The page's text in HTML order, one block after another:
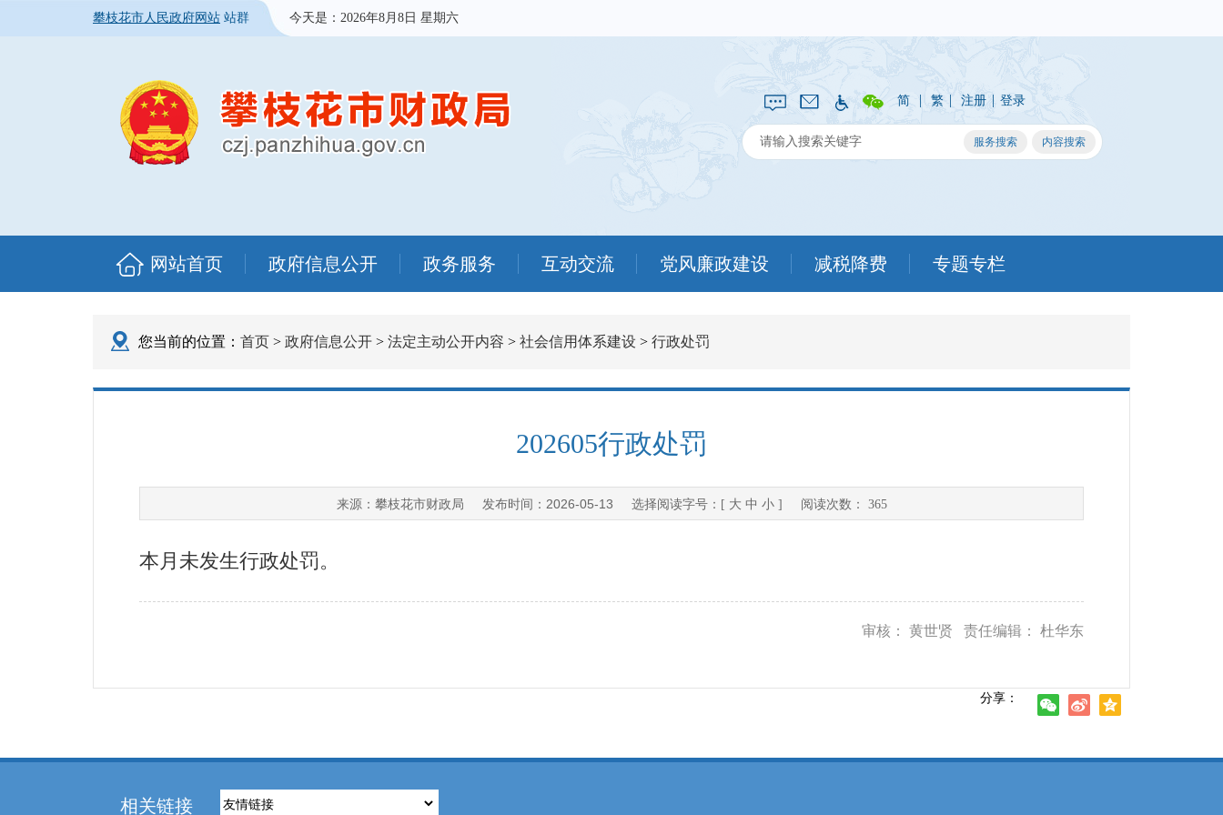
攀枝花市人民政府网站 站群 今天是： 2026年8月8日 星期六
简 | 繁 | 注册 | 登录
网站首页 政府信息公开 政务服务 互动交流 党风廉政建设 减税降费 专题专栏
您当前的位置： 首页 > 政府信息公开 > 法定主动公开内容 > 社会信用体系建设 > 行政处罚
202605行政处罚
来源： 攀枝花市财政局 发布时间： 2026-05-13 选择阅读字号：[ 大 中 小] 阅读次数： 365
本月未发生行政处罚。
审核： 黄世贤 责任编辑： 杜华东
分享：
相关链接